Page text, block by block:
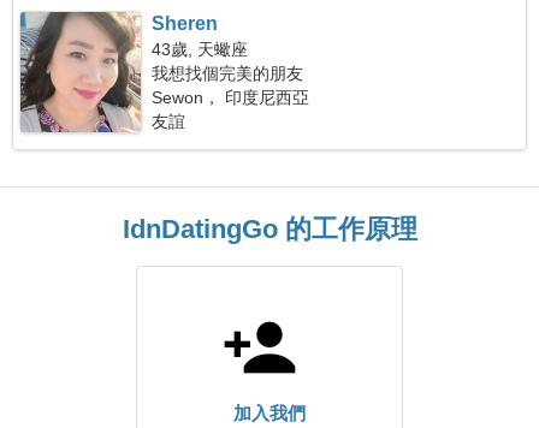
Sheren
43歲, 天蠍座
我想找個完美的朋友
Sewon， 印度尼西亞
友誼
IdnDatingGo 的工作原理
加入我們